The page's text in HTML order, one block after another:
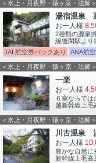
＜水上・月夜野・猿ヶ京・法師
湯宿温泉
お一人様
2種類の源泉
線後閑駅より
JAL航空券パックあり
ANA航
＜水上・月夜野・猿ヶ京・法師
一楽
お一人様
６室ならで
越新幹線上毛
＜水上・月夜野・猿ヶ京・法師
川古温泉
お一人様
豊かな自然に
新幹線上毛